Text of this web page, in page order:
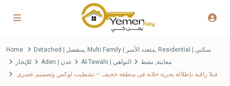
Home Detached | منفصل, Multi Family | متعدد الأسر,
Residential | سكني
للإيجار
Aden | عدن Al-Tawahi | التواهي معاينة, نشط
فيلا راقية بإطلالة بحرية خلابة في منطقة حجيف – تشطيب لوكس وتصميم عصري